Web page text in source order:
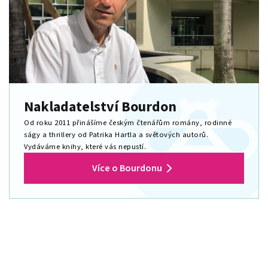
Nakladatelství Bourdon
Od roku 2011 přinášíme českým čtenářům romány, rodinné
ságy a thrillery od Patrika Hartla a světových autorů.
Vydáváme knihy, které vás nepustí.
Více o Bourdonu